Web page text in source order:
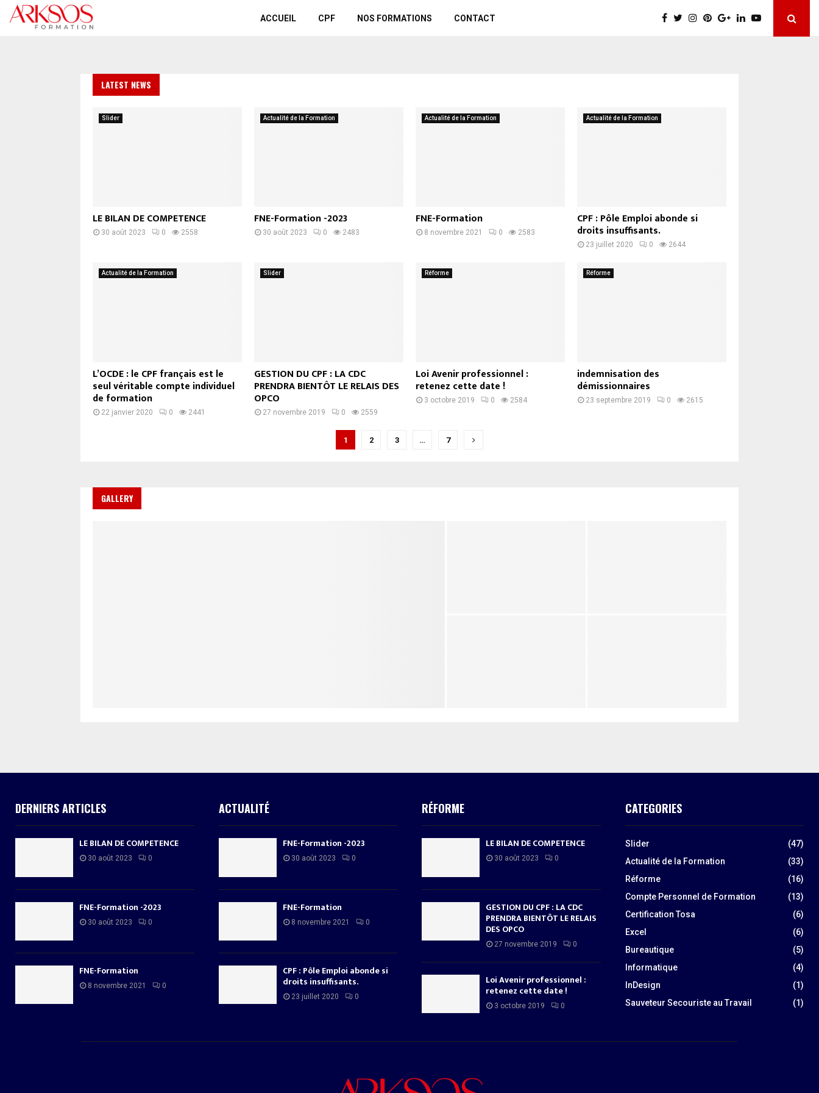
ACCUEIL CPF NOS FORMATIONS CONTACT
LATEST NEWS
Slider
LE BILAN DE COMPETENCE
30 août 2023 0 2558
Actualité de la Formation
FNE-Formation -2023
30 août 2023 0 2483
Actualité de la Formation
FNE-Formation
8 novembre 2021 0 2583
Actualité de la Formation
CPF : Pôle Emploi abonde si
droits insuffisants.
23 juillet 2020 0 2644
Actualité de la Formation
L’OCDE : le CPF français est le
seul véritable compte individuel
de formation
22 janvier 2020 0 2441
Slider
GESTION DU CPF : LA CDC
PRENDRA BIENTÔT LE RELAIS DES
OPCO
27 novembre 2019 0 2559
Réforme
Loi Avenir professionnel :
retenez cette date !
3 octobre 2019 0 2584
Réforme
indemnisation des
démissionnaires
23 septembre 2019 0 2615
1 2 3 … 7
GALLERY
DERNIERS ARTICLES
LE BILAN DE COMPETENCE
30 août 2023 0
FNE-Formation -2023
30 août 2023 0
FNE-Formation
8 novembre 2021 0
ACTUALITÉ
FNE-Formation -2023
30 août 2023 0
FNE-Formation
8 novembre 2021 0
CPF : Pôle Emploi abonde si
droits insuffisants.
23 juillet 2020 0
RÉFORME
LE BILAN DE COMPETENCE
30 août 2023 0
GESTION DU CPF : LA CDC
PRENDRA BIENTÔT LE RELAIS
DES OPCO
27 novembre 2019 0
Loi Avenir professionnel :
retenez cette date !
3 octobre 2019 0
CATEGORIES
Slider
(47)
Actualité de la Formation
(33)
Réforme
(16)
Compte Personnel de Formation
(13)
Certification Tosa
(6)
Excel
(6)
Bureautique
(5)
Informatique
(4)
InDesign
(1)
Sauveteur Secouriste au Travail
(1)